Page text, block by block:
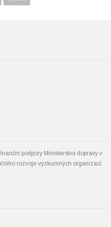
podpory Ministerstva dopravy v
rozvoje výzkumných organizací.